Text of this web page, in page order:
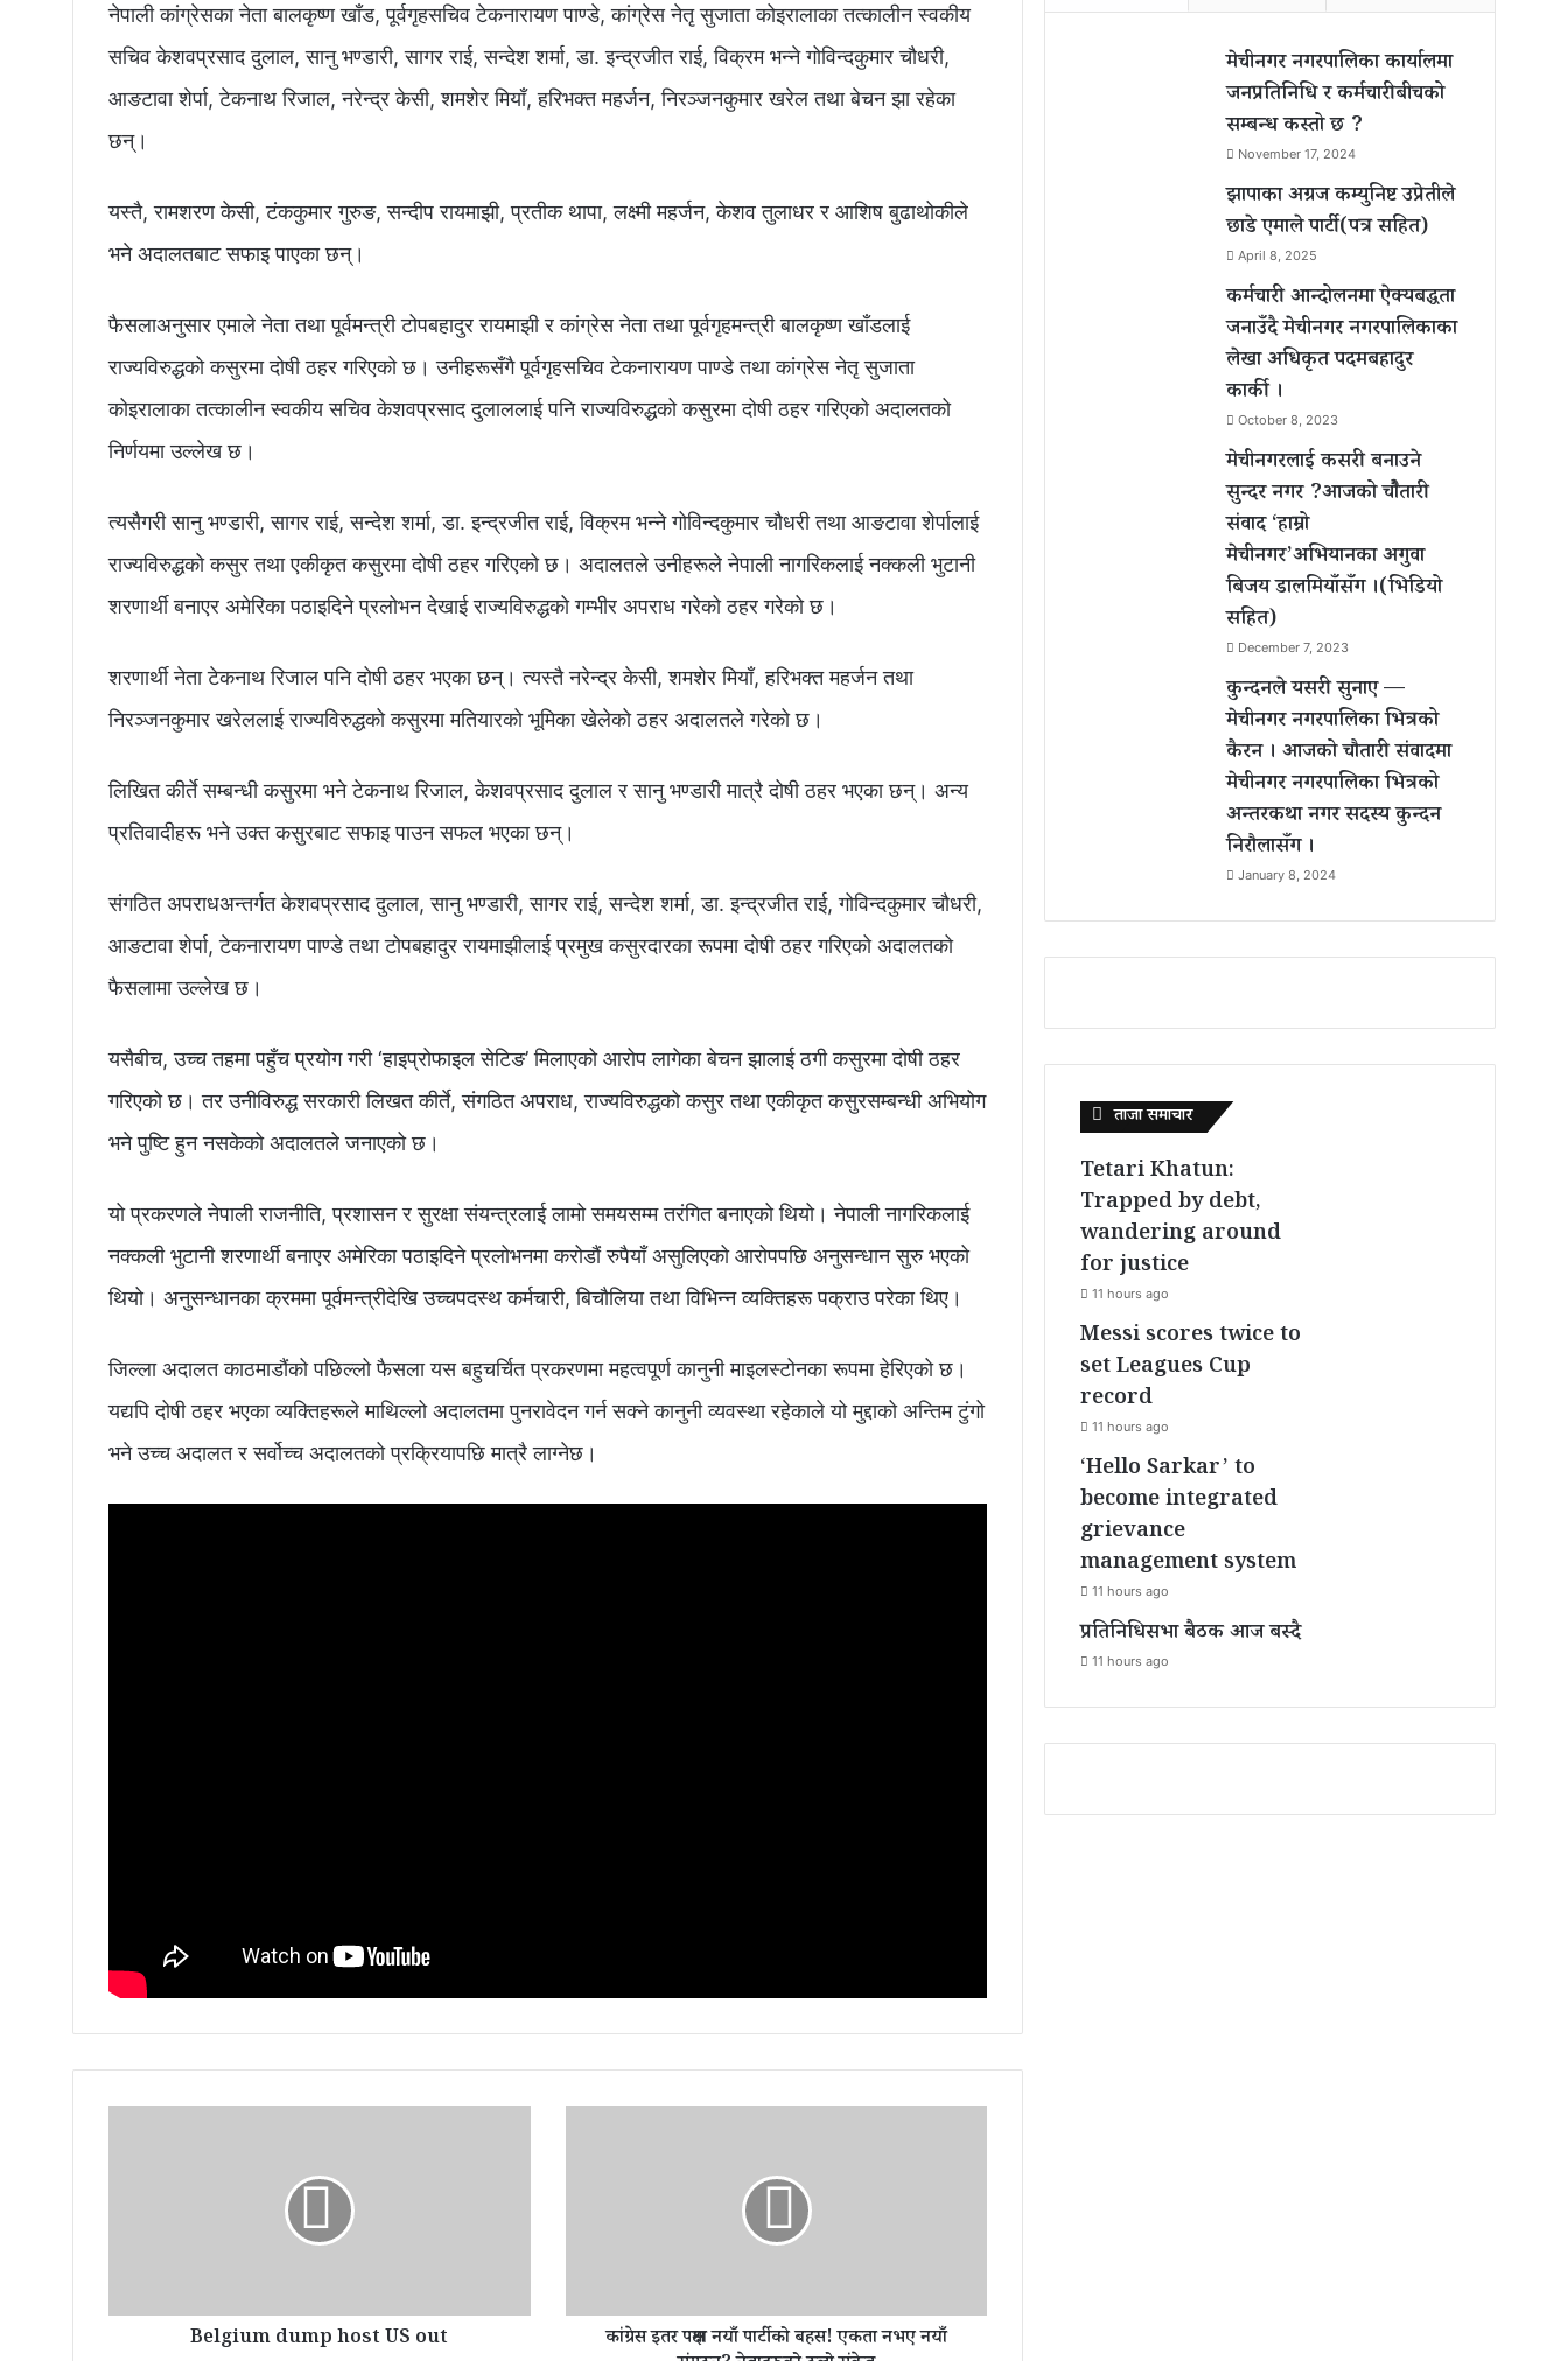
नेपाली कांग्रेसका नेता बालकृष्ण खाँड, पूर्वगृहसचिव टेकनारायण पाण्डे, कांग्रेस नेतृ सुजाता कोइरालाका तत्कालीन स्वकीय
सचिव केशवप्रसाद दुलाल, सानु भण्डारी, सागर राई, सन्देश शर्मा, डा. इन्द्रजीत राई, विक्रम भन्ने गोविन्दकुमार चौधरी,
आङटावा शेर्पा, टेकनाथ रिजाल, नरेन्द्र केसी, शमशेर मियाँ, हरिभक्त महर्जन, निरञ्जनकुमार खरेल तथा बेचन झा रहेका
छन्।
यस्तै, रामशरण केसी, टंककुमार गुरुङ, सन्दीप रायमाझी, प्रतीक थापा, लक्ष्मी महर्जन, केशव तुलाधर र आशिष बुढाथोकीले
भने अदालतबाट सफाइ पाएका छन्।
फैसलाअनुसार एमाले नेता तथा पूर्वमन्त्री टोपबहादुर रायमाझी र कांग्रेस नेता तथा पूर्वगृहमन्त्री बालकृष्ण खाँडलाई
राज्यविरुद्धको कसुरमा दोषी ठहर गरिएको छ। उनीहरूसँगै पूर्वगृहसचिव टेकनारायण पाण्डे तथा कांग्रेस नेतृ सुजाता
कोइरालाका तत्कालीन स्वकीय सचिव केशवप्रसाद दुलाललाई पनि राज्यविरुद्धको कसुरमा दोषी ठहर गरिएको अदालतको
निर्णयमा उल्लेख छ।
त्यसैगरी सानु भण्डारी, सागर राई, सन्देश शर्मा, डा. इन्द्रजीत राई, विक्रम भन्ने गोविन्दकुमार चौधरी तथा आङटावा शेर्पालाई
राज्यविरुद्धको कसुर तथा एकीकृत कसुरमा दोषी ठहर गरिएको छ। अदालतले उनीहरूले नेपाली नागरिकलाई नक्कली भुटानी
शरणार्थी बनाएर अमेरिका पठाइदिने प्रलोभन देखाई राज्यविरुद्धको गम्भीर अपराध गरेको ठहर गरेको छ।
शरणार्थी नेता टेकनाथ रिजाल पनि दोषी ठहर भएका छन्। त्यस्तै नरेन्द्र केसी, शमशेर मियाँ, हरिभक्त महर्जन तथा
निरञ्जनकुमार खरेललाई राज्यविरुद्धको कसुरमा मतियारको भूमिका खेलेको ठहर अदालतले गरेको छ।
लिखित कीर्ते सम्बन्धी कसुरमा भने टेकनाथ रिजाल, केशवप्रसाद दुलाल र सानु भण्डारी मात्रै दोषी ठहर भएका छन्। अन्य
प्रतिवादीहरू भने उक्त कसुरबाट सफाइ पाउन सफल भएका छन्।
संगठित अपराधअन्तर्गत केशवप्रसाद दुलाल, सानु भण्डारी, सागर राई, सन्देश शर्मा, डा. इन्द्रजीत राई, गोविन्दकुमार चौधरी,
आङटावा शेर्पा, टेकनारायण पाण्डे तथा टोपबहादुर रायमाझीलाई प्रमुख कसुरदारका रूपमा दोषी ठहर गरिएको अदालतको
फैसलामा उल्लेख छ।
यसैबीच, उच्च तहमा पहुँच प्रयोग गरी ‘हाइप्रोफाइल सेटिङ’ मिलाएको आरोप लागेका बेचन झालाई ठगी कसुरमा दोषी ठहर
गरिएको छ। तर उनीविरुद्ध सरकारी लिखत कीर्ते, संगठित अपराध, राज्यविरुद्धको कसुर तथा एकीकृत कसुरसम्बन्धी अभियोग
भने पुष्टि हुन नसकेको अदालतले जनाएको छ।
यो प्रकरणले नेपाली राजनीति, प्रशासन र सुरक्षा संयन्त्रलाई लामो समयसम्म तरंगित बनाएको थियो। नेपाली नागरिकलाई
नक्कली भुटानी शरणार्थी बनाएर अमेरिका पठाइदिने प्रलोभनमा करोडौं रुपैयाँ असुलिएको आरोपपछि अनुसन्धान सुरु भएको
थियो। अनुसन्धानका क्रममा पूर्वमन्त्रीदेखि उच्चपदस्थ कर्मचारी, बिचौलिया तथा विभिन्न व्यक्तिहरू पक्राउ परेका थिए।
जिल्ला अदालत काठमाडौंको पछिल्लो फैसला यस बहुचर्चित प्रकरणमा महत्वपूर्ण कानुनी माइलस्टोनका रूपमा हेरिएको छ।
यद्यपि दोषी ठहर भएका व्यक्तिहरूले माथिल्लो अदालतमा पुनरावेदन गर्न सक्ने कानुनी व्यवस्था रहेकाले यो मुद्दाको अन्तिम टुंगो
भने उच्च अदालत र सर्वोच्च अदालतको प्रक्रियापछि मात्रै लाग्नेछ।
u
Belgium dump host US out
मा
कांग्रेस इतर पक्षमा नयाँ पार्टीको बहस! एकता नभए नयाँ
मेचीनगर नगरपालिका कार्यालमा
जनप्रतिनिधि र कर्मचारीबीचको
सम्बन्ध कस्तो छ ?
November 17, 2024
झापाका अग्रज कम्युनिष्ट उप्रेतीले
छाडे एमाले पार्टी(पत्र सहित)
April 8, 2025
कर्मचारी आन्दोलनमा ऐक्यबद्धता
जनाउँदै मेचीनगर नगरपालिकाका
लेखा अधिकृत पदमबहादुर
कार्की ।
October 8, 2023
मेचीनगरलाई कसरी बनाउने
सुन्दर नगर ?आजको चौैतारी
संवाद ‘हाम्रो
मेचीनगर’अभियानका अगुवा
बिजय डालमियाँसँग ।(भिडियो
सहित)
December 7, 2023
कुन्दनले यसरी सुनाए —
मेचीनगर नगरपालिका भित्रको
कैरन । आजको चौतारी संवादमा
मेचीनगर नगरपालिका भित्रको
अन्तरकथा नगर सदस्य कुन्दन
निरौलासँग ।
January 8, 2024
ताजा समाचार
Tetari Khatun:
Trapped by debt,
wandering around
for justice
11 hours ago
Messi scores twice to
set Leagues Cup
record
11 hours ago
‘Hello Sarkar’ to
become integrated
grievance
management system
11 hours ago
प्रतिनिधिसभा बैठक आज बस्दै
11 hours ago